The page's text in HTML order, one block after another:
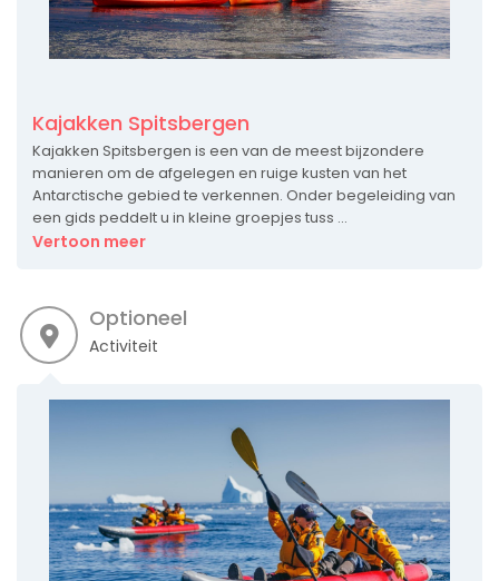
Kajakken Spitsbergen
Kajakken Spitsbergen is een van de meest bijzondere
manieren om de afgelegen en ruige kusten van het
Antarctische gebied te verkennen. Onder begeleiding van
een gids peddelt u in kleine groepjes tuss ...
Vertoon meer
Optioneel
Activiteit